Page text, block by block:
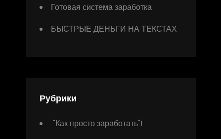
Готовая система заработка
БЫСТРЫЕ ДЕНЬГИ НА ТЕКСТАХ
Рубрики
"Как просто заработать"!